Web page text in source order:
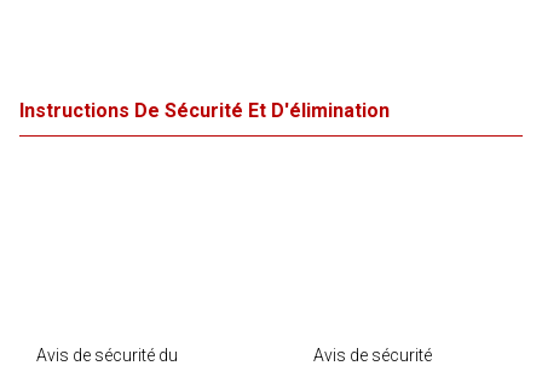
Instructions De Sécurité Et D'élimination
Avis de sécurité du
Avis de sécurité